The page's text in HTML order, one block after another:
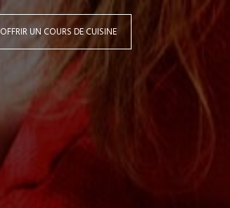
OFFRIR UN COURS DE CUISINE